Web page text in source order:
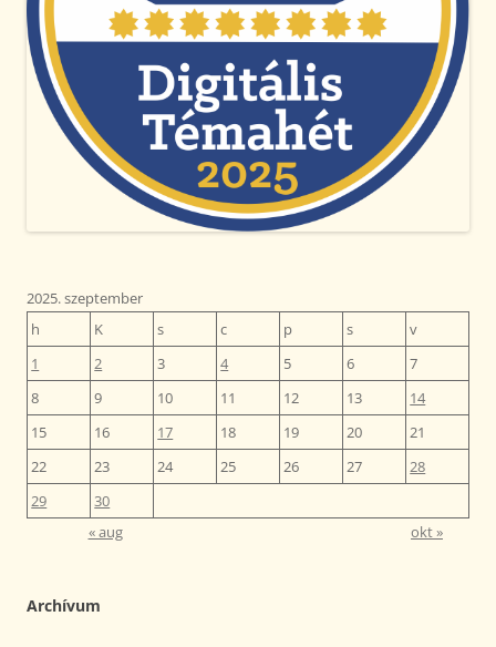
2025. szeptember
h
K s c p s
v
1
2 3 4 5 6
7
8
9 10 11 12 13
14
15
16 17 18 19 20
21
22
23 24 25 26 27
28
29
30
« aug
okt »
Archívum